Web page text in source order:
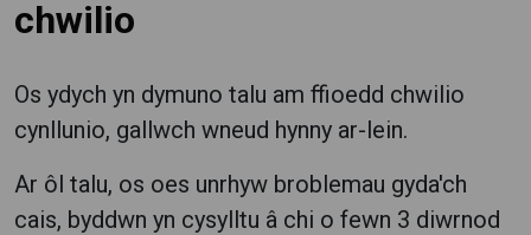
chwilio
Os ydych yn dymuno talu am ffioedd chwilio
cynllunio, gallwch wneud hynny ar-lein.
Ar ôl talu, os oes unrhyw broblemau gyda'ch
cais, byddwn yn cysylltu â chi o fewn 3 diwrnod